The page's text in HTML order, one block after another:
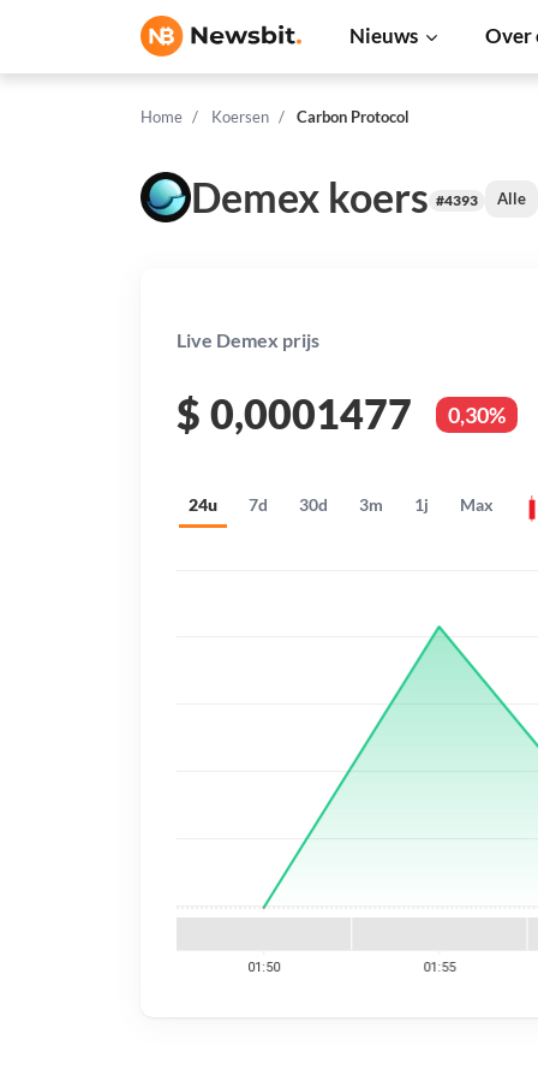
Nieuws Over
Home Koersen Carbon Protocol
Demex koers #4393 Alle
Live Demex prijs
$ 0,0001477 0,30%
24u 7d 30d 3m 1j Max